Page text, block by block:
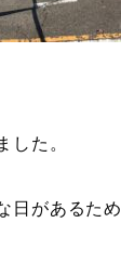
した。
日があるため